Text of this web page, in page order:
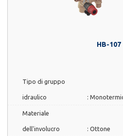
HB-107
Tipo di gruppo
idraulico :
Materiale
dell'involucro : Ottone